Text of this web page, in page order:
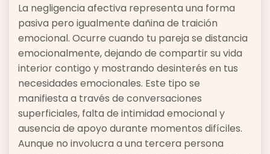
La negligencia afectiva representa una forma
pasiva pero igualmente dañina de traición
emocional. Ocurre cuando tu pareja se distancia
emocionalmente, dejando de compartir su vida
interior contigo y mostrando desinterés en tus
necesidades emocionales. Este tipo se
manifiesta a través de conversaciones
superficiales, falta de intimidad emocional y
ausencia de apoyo durante momentos difíciles.
Aunque no involucra a una tercera persona